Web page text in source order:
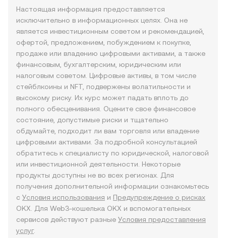
Настоящая информация предоставляется
исключительно в информационных целях. Она не
является инвестиционным советом и рекомендацией,
офертой, предложением, побуждением к покупке,
продаже или владению цифровыми активами, а также
финансовым, бухгалтерским, юридическим или
налоговым советом. Цифровые активы, в том числе
стейблкоины и NFT, подвержены волатильности и
высокому риску. Их курс может падать вплоть до
полного обесценивания. Оцените свое финансовое
состояние, допустимые риски и тщательно
обдумайте, подходит ли вам торговля или владение
цифровыми активами. За подробной консультацией
обратитесь к специалисту по юридической, налоговой
или инвестиционной деятельности. Некоторые
продукты доступны не во всех регионах. Для
получения дополнительной информации ознакомьтесь
с Условия использования и Предупреждение о рисках
OKX. Для Web3-кошелька OKX и вспомогательных
сервисов действуют разные Условия предоставления
услуг.